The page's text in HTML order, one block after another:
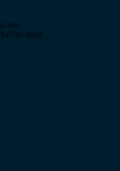
6x70cl.
antal